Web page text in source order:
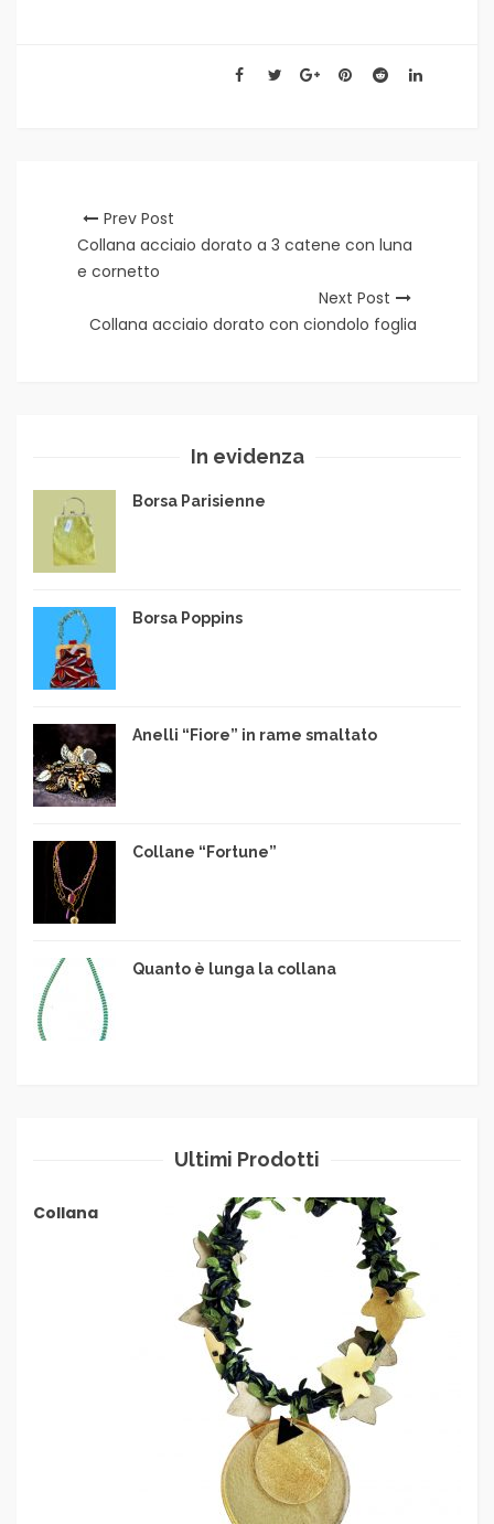
Prev Post
Collana acciaio dorato a 3 catene con luna
e cornetto
Next Post
Collana acciaio dorato con ciondolo foglia
In evidenza
Borsa Parisienne
Borsa Poppins
Anelli “Fiore” in rame smaltato
Collane “Fortune”
Quanto è lunga la collana
Ultimi Prodotti
Collana